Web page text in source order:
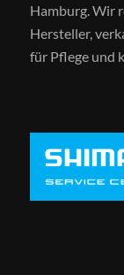
Hamburg. Wir
Hersteller,
für Pflege und